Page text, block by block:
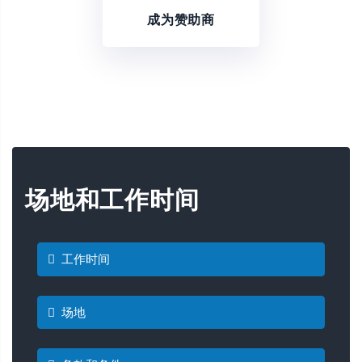
成为赞助商
场地和工作时间
工作时间
场地